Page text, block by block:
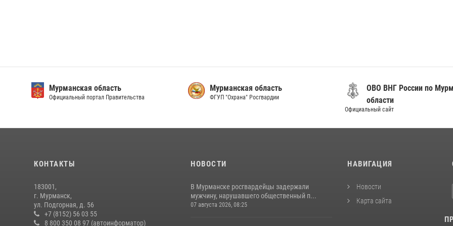
Мурманская область
Официальный портал Правительства
Мурманская область
ФГУП "Охрана" Росгвардии
ОВО ВНГ России по
области
Официальный сайт
КОНТАКТЫ
183001,
г. Мурманск,
ул. Подгорная, д. 56
+7 (8152) 56 03 55
8 800 350 08 97 (автоинформатор)
НОВОСТИ
В Мурманске росгвардейцы задержали
мужчину, нарушавшего общественный п...
07 августа 2026, 08:25
НАВИГАЦИЯ
Новости
Карта сайта